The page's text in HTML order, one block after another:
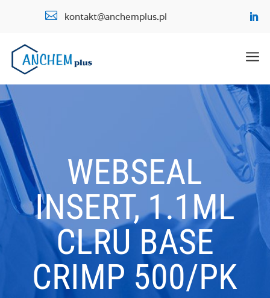
 kontakt@anchemplus.pl
a
WEBSEAL
INSERT, 1.1ML
CLRU BASE
CRIMP 500/PK